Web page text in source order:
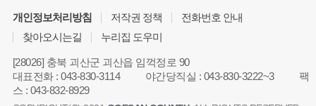
개인정보처리방침 저작권 정책
전화번호 안내
찾아오시는길
누리집 도우미
[28026] 충북 괴산군 괴산읍 임꺽정로 90
대표전화:043-830-3114 야간당직실 : 043-830-3222~3
팩
스 : 043-832-8929